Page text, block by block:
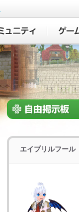
エイプリルフール